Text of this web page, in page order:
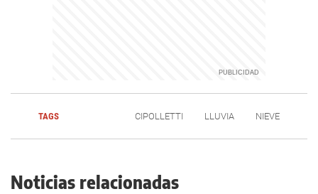
TAGS CIPOLLETTI LLUVIA NIEVE
Noticias relacionadas